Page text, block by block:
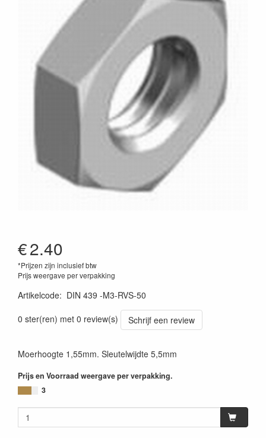
€2.40
*Prijzen zijn inclusief btw
Prijs weergave per verpakking
Artikelcode: DIN 439 -M3-RVS-50
0 ster(ren) met 0 review(s)
Schrijf een review
Moerhoogte 1,55mm. Sleutelwijdte 5,5mm
Prijs en Voorraad weergave per verpakking.
3